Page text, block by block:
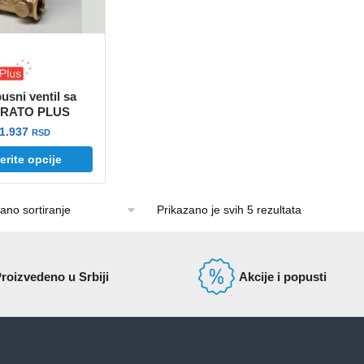
ventil sa
PLUS
RSDRaspon
cena:
od
663 rsd
do
11.937 rsd
opcije
Prikazano je svih 5 rezultata
u Srbiji Akcije i popusti